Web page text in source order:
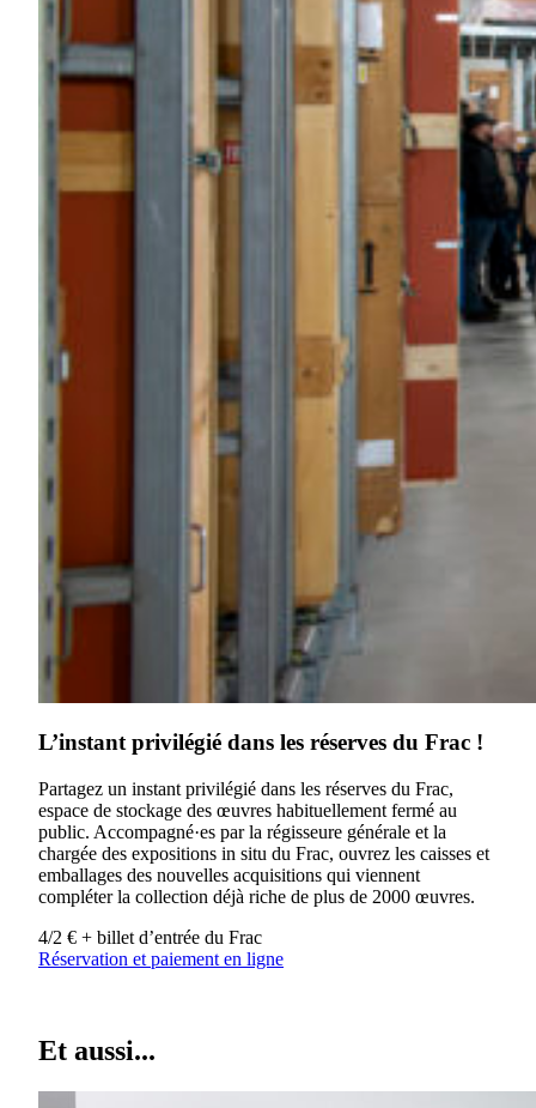
L’instant privilégié dans les réserves du Frac !
Partagez un instant privilégié dans les réserves du Frac,
espace de stockage des œuvres habituellement fermé au
public. Accompagné·es par la régisseure générale et la
chargée des expositions in situ du Frac, ouvrez les caisses et
emballages des nouvelles acquisitions qui viennent
compléter la collection déjà riche de plus de 2000 œuvres.
4/2 € + billet d’entrée du Frac
Réservation et paiement en ligne
Et aussi...